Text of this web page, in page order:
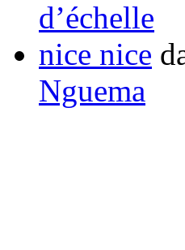
d’échelle
nice nice
Nguema